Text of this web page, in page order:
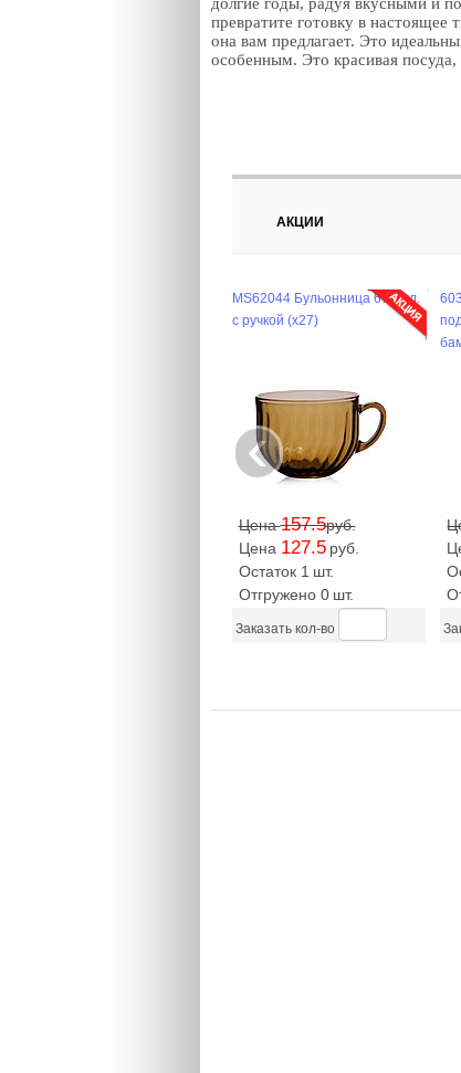
превратите готовку в настоящее
она вам предлагает. Это
особенным. Это красивая
АКЦИИ
MS62044 Бульонница 670 мл.
с ручкой (х27)
Цена157.5руб.
Цена 127.5 руб.
Остаток 1 шт.
Отгружено 0 шт.
Заказать кол-во
‹